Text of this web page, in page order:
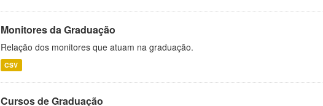
Monitores da Graduação
Relação dos monitores que atuam na graduação.
CSV
Cursos de Graduação